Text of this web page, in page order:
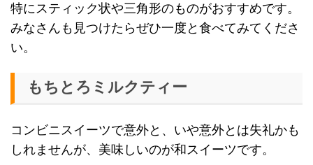
特にスティック状や三角形のものがおすすめです。
みなさんも見つけたらぜひ一度と食べてみてくださ
い。
もちとろミルクティー
コンビニスイーツで意外と、いや意外とは失礼かも
しれませんが、美味しいのが和スイーツです。